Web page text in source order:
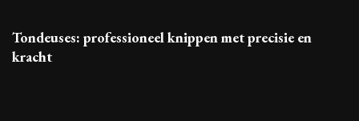
Tondeuses: professioneel knippen met precisie en
kracht